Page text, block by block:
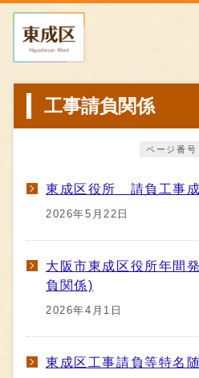
工事請負関係
ページ番
東成区役所 請負工事
2026年5月22日
大阪市東成区役所年間
負関係)
2026年4月1日
東成区工事請負等特名